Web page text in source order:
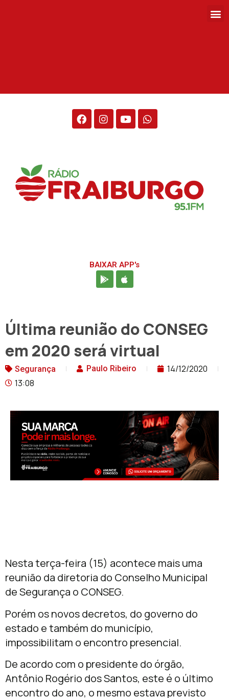
BAIXAR APP's
Última reunião do CONSEG
em 2020 será virtual
Segurança Paulo Ribeiro
14/12/2020
13:08
Nesta terça-feira (15) acontece mais uma
reunião da diretoria do Conselho Municipal
de Segurança o CONSEG.
Porém os novos decretos, do governo do
estado e também do município,
impossibilitam o encontro presencial.
De acordo com o presidente do órgão,
Antônio Rogério dos Santos, este é o último
encontro do ano, o mesmo estava previsto